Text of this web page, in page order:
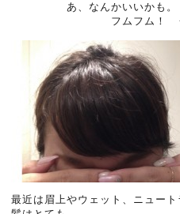
あ、なんかいいかも
フムフム！ うん！
最近は眉上やウェット、ニュー